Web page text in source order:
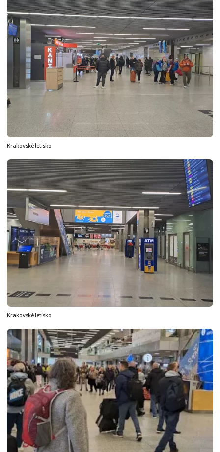
Krakovské letisko
Krakovské letisko